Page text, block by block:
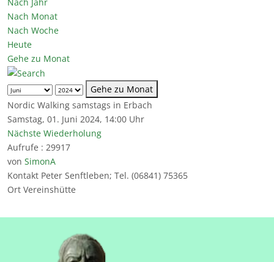
Nach Monat
Nach Woche
Heute
Gehe zu Monat
Gehe zu Monat
Nordic Walking samstags in Erbach
Samstag, 01. Juni 2024, 14:00 Uhr
Nächste Wiederholung
Aufrufe : 29917
von SimonA
Kontakt Peter Senftleben; Tel. (06841) 75365
Ort Vereinshütte